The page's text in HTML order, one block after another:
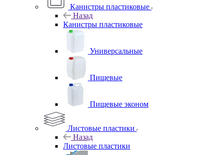
Канистры пластиковые
Назад
Канистры пластиковые
Универсальные
Пищевые
Пищевые эконом
Листовые пластики
Назад
Листовые пластики